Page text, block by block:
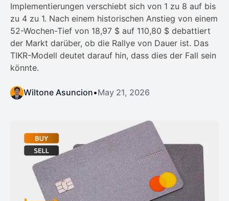
Implementierungen verschiebt sich von 1 zu 8 auf bis
zu 4 zu 1. Nach einem historischen Anstieg von einem
52-Wochen-Tief von 18,97 $ auf 110,80 $ debattiert
der Markt darüber, ob die Rallye von Dauer ist. Das
TIKR-Modell deutet darauf hin, dass dies der Fall sein
könnte.
Wiltone Asuncion•May 21, 2026